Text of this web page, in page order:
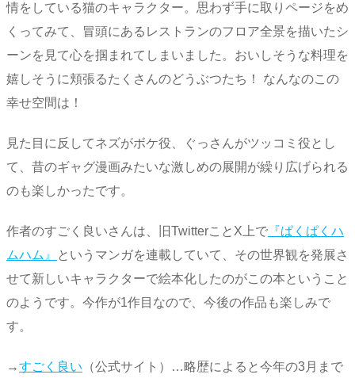
情をしている猫のキャラクター。思わず手に取りページをめ
くってみて、冒頭にあるレストランのフロア全景を描いたシ
ーンを見て心を掴まれてしまいました。おいしそうな料理を
嬉しそうに頬張るたくさんのどうぶつたち！ なんなのこの
幸せ空間は！
見た目に反してネズがボケ役、ぐっさんがツッコミ役とし
て、昔のギャグ漫画みたいな激しめの展開が繰り広げられる
のも楽しかったです。
作者のすごく良いさんは、旧TwitterことX上で 『ぱくぱくハ
ムハム』
というマンガを連載していて、その世界観を発展さ
せて新しいキャラクターで絵本化したのがこの本ということ
のようです。今作が1作目なので、今後の作品も楽しみで
す。
→すごく良い （公式サイト）…略歴によると今年の3月まで